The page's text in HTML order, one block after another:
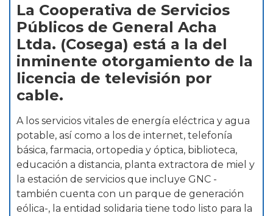
La Cooperativa de Servicios
Públicos de General Acha
Ltda. (Cosega) está a la del
inminente otorgamiento de la
licencia de televisión por
cable.
A los servicios vitales de energía eléctrica y agua
potable, así como a los de internet, telefonía
básica, farmacia, ortopedia y óptica, biblioteca,
educación a distancia, planta extractora de miel y
la estación de servicios que incluye GNC -
también cuenta con un parque de generación
eólica-, la entidad solidaria tiene todo listo para la